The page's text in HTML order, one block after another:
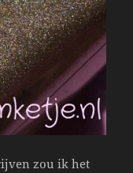
zou ik het